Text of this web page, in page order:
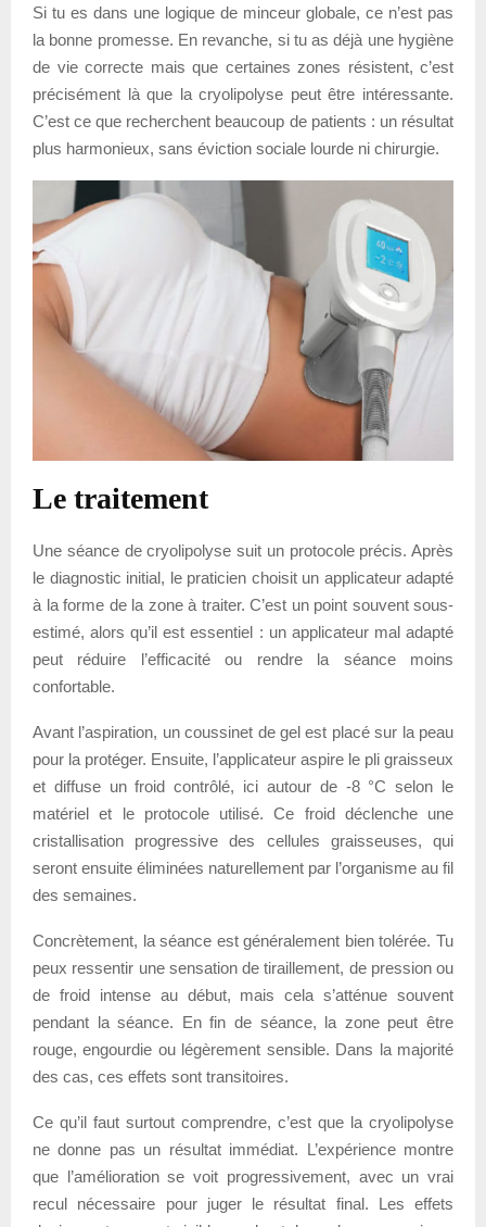
Si tu es dans une logique de minceur globale, ce n’est pas
la bonne promesse. En revanche, si tu as déjà une hygiène
de vie correcte mais que certaines zones résistent, c’est
précisément là que la cryolipolyse peut être intéressante.
C’est ce que recherchent beaucoup de patients : un résultat
plus harmonieux, sans éviction sociale lourde ni chirurgie.
Le traitement
Une séance de cryolipolyse suit un protocole précis. Après
le diagnostic initial, le praticien choisit un applicateur adapté
à la forme de la zone à traiter. C’est un point souvent sous-
estimé, alors qu’il est essentiel : un applicateur mal adapté
peut réduire l’efficacité ou rendre la séance moins
confortable.
Avant l’aspiration, un coussinet de gel est placé sur la peau
pour la protéger. Ensuite, l’applicateur aspire le pli graisseux
et diffuse un froid contrôlé, ici autour de -8 °C selon le
matériel et le protocole utilisé. Ce froid déclenche une
cristallisation progressive des cellules graisseuses, qui
seront ensuite éliminées naturellement par l’organisme au fil
des semaines.
Concrètement, la séance est généralement bien tolérée. Tu
peux ressentir une sensation de tiraillement, de pression ou
de froid intense au début, mais cela s’atténue souvent
pendant la séance. En fin de séance, la zone peut être
rouge, engourdie ou légèrement sensible. Dans la majorité
des cas, ces effets sont transitoires.
Ce qu’il faut surtout comprendre, c’est que la cryolipolyse
ne donne pas un résultat immédiat. L’expérience montre
que l’amélioration se voit progressivement, avec un vrai
recul nécessaire pour juger le résultat final. Les effets